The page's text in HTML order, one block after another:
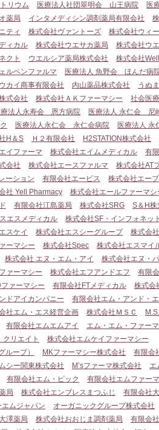
リウム
医療法人社団翠明会 山王病院
医
薬局 インタメディシン調剤薬局有限会社
ティ 株式会社ヴァントーズ 株式会社ウィ
ィカル 株式会社ウエサカ薬局 株式会社ウ
クト ウエルシア薬局株式会社 株式会社
ルペンファルマ
医療法人 魚野会 ほんだ病
ウカイ商事有限会社 内山薬品株式会社
うぬ
式会社 株式会社ＡＫファーマシー
社会医
療法人永寿会 恩方病院
医療法人 永仁会 尼
医療法人永仁会 永仁会病院
医療法人
H＆S Ｈ２有限会社 H2STATION株式会社
イファーマ 株式会社エイムメディカル 有
会社 株式会社エースファルマ
株式会社AT
ーション
有限会社エービス
株式会社エー
社 Yell Pharmacy 株式会社エールファーマシ
有限会社江島薬局 株式会社SRG
S＆H株
エスメディカル
株式会社SF・インフォネット
スケイ 株式会社エスシーグループ
株式会
ーマシー 株式会社Spec 株式会社エスマイ
株式会社 エヌ・エム・アイ
株式会社エヌ・
ァーマシー 株式会社エフアンドエフ
有限
ァーマシー 有限会社FTメディカル 株式会
ドアイカンパニー
有限会社エム・アンド・
社エム・エス経営企画 株式会社ＭＳＣ
有限会社エムエムアイ
エム・エム・ファー
リエイト
株式会社エムケイファーマシー
ループ）
MKファーマシー株式会社
有限会
シー関東株式会社 M’sファーマ株式会社
エ
有限会社エム・ピック 有限会社エムファー
局 株式会社エンブレスまつふじ
有限会社
ムジャパン オーガニックグループ株式会社
澤薬局 株式会社おおじま調剤薬局 有限会